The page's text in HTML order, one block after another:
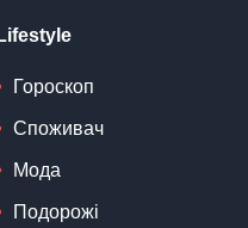
Lifestyle
Гороскоп
Споживач
Мода
Подорожі